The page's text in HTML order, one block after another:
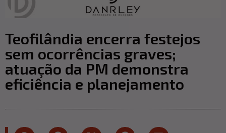
Teofilândia encerra festejos
sem ocorrências graves;
atuação da PM demonstra
eficiência e planejamento